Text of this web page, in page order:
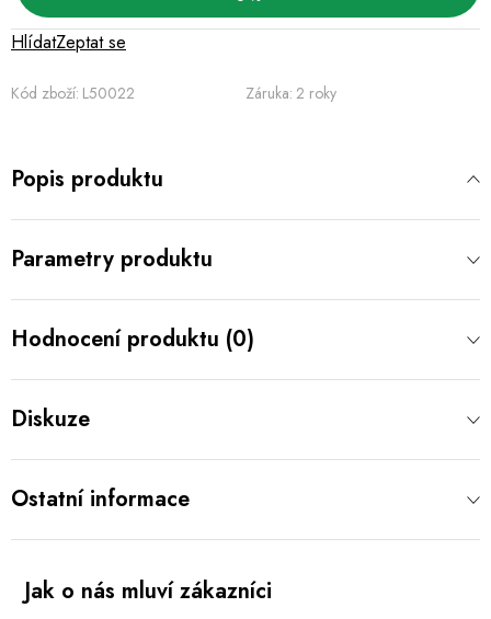
Kód zboží: L50022 Záruka: 2 roky
Zeptat se
Hlídat
Popis produktu
Parametry produktu
Hodnocení produktu (0)
Diskuze
Ostatní informace